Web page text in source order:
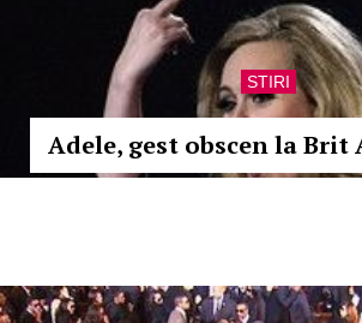
STIRI
Adele, gest obscen la Brit